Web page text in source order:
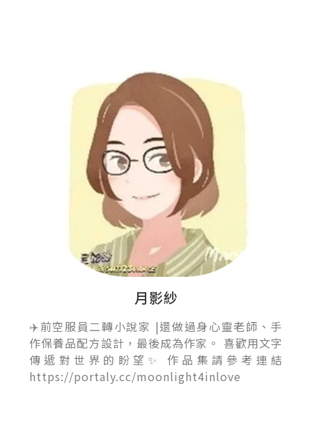
月影紗
✈️前空服員二轉小說家 |還做過身心靈老師、手
作保養品配方設計，最後成為作家。 喜歡用文字
傳遞對世界的盼望✨ 作品集請參考連結
https://portaly.cc/moonlight4inlove